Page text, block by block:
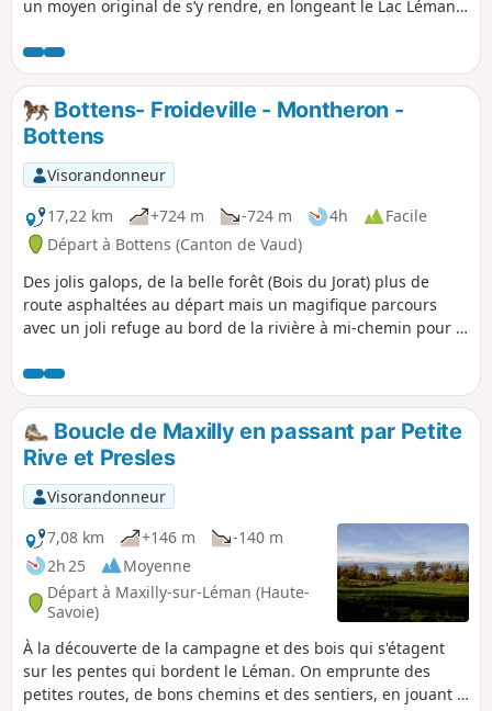
un moyen original de s’y rendre, en longeant le Lac Léman
de la culture et du patrimoine !
Bottens- Froideville - Montheron -
Bottens
Visorandonneur
17,22 km
+724 m -724 m 4h
Facile
Départ à Bottens (Canton de Vaud)
Des jolis galops, de la belle forêt (Bois du Jorat) plus de
route asphaltées au départ mais un magifique parcours
avec un joli refuge au bord de la rivière à mi-chemin pour le
bordure de lisère de forêts ou champs s'ils ne sont pas
fauchés!
Boucle de Maxilly en passant par Petite
Rive et Presles
Visorandonneur
7,08 km
+146 m
-140 m
2h 25
Moyenne
Départ à Maxilly-sur-Léman (Haute-
Savoie)
À la découverte de la campagne et des bois qui s'étagent
sur les pentes qui bordent le Léman. On emprunte des
petites routes, de bons chemins et des sentiers, en jouant à